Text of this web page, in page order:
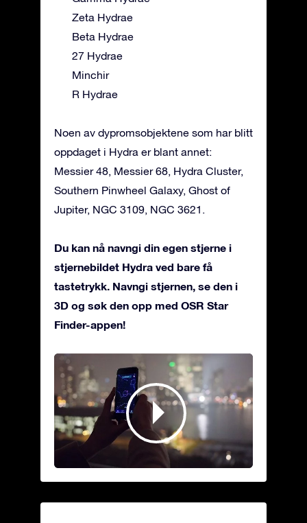
Zeta Hydrae
Beta Hydrae
27 Hydrae
Minchir
R Hydrae
Noen av dypromsobjektene som har blitt
oppdaget i Hydra er blant annet:
Messier 48, Messier 68, Hydra Cluster,
Southern Pinwheel Galaxy, Ghost of
Jupiter, NGC 3109, NGC 3621.
Du kan nå navngi din egen stjerne i
stjernebildet Hydra ved bare få
tastetrykk. Navngi stjernen, se den i
3D og søk den opp med OSR Star
Finder-appen!